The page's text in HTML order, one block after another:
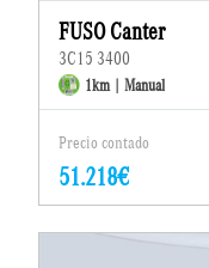
FUSO Canter
3C15 3400
1km | Manual
Precio contado
51.218€